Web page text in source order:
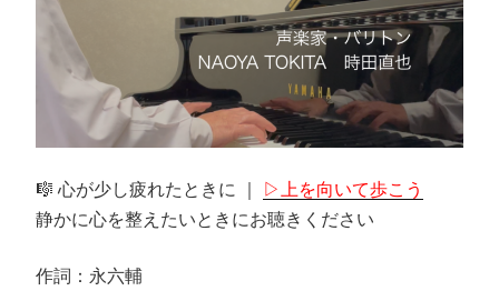
🎼 心が少し疲れたときに ｜ ▷上を向いて歩こう
静かに心を整えたいときにお聴きください
作詞：永六輔